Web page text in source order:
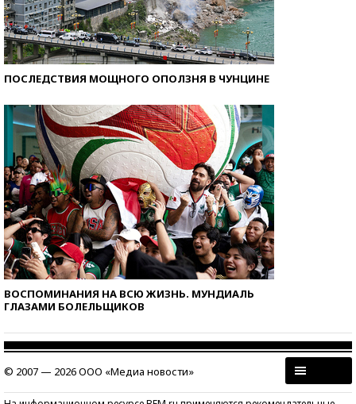
ПОСЛЕДСТВИЯ МОЩНОГО ОПОЛЗНЯ В ЧУНЦИНЕ
ВОСПОМИНАНИЯ НА ВСЮ ЖИЗНЬ. МУНДИАЛЬ
ГЛАЗАМИ БОЛЕЛЬЩИКОВ
© 2007 — 2026 ООО «Медиа новости»